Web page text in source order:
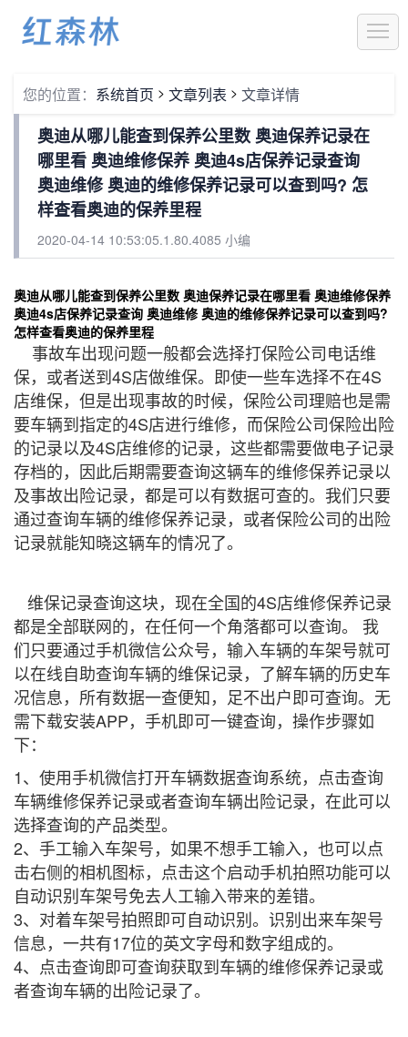
您的位置： 系统首页 > 文章列表 > 文章详情
奥迪从哪儿能查到保养公里数 奥迪保养记录在
哪里看 奥迪维修保养 奥迪4s店保养记录查询
奥迪维修 奥迪的维修保养记录可以查到吗? 怎
样查看奥迪的保养里程
2020-04-14 10:53:05.1.80.4085 小编
奥迪从哪儿能查到保养公里数 奥迪保养记录在哪里看 奥迪维修保养
奥迪4s店保养记录查询 奥迪维修 奥迪的维修保养记录可以查到吗?
怎样查看奥迪的保养里程
事故车出现问题一般都会选择打保险公司电话维
保，或者送到4S店做维保。即使一些车选择不在4S
店维保，但是出现事故的时候，保险公司理赔也是需
要车辆到指定的4S店进行维修，而保险公司保险出险
的记录以及4S店维修的记录，这些都需要做电子记录
存档的，因此后期需要查询这辆车的维修保养记录以
及事故出险记录，都是可以有数据可查的。我们只要
通过查询车辆的维修保养记录，或者保险公司的出险
记录就能知晓这辆车的情况了。
维保记录查询这块，现在全国的4S店维修保养记录
都是全部联网的，在任何一个角落都可以查询。 我
们只要通过手机微信公众号，输入车辆的车架号就可
以在线自助查询车辆的维保记录，了解车辆的历史车
况信息，所有数据一查便知，足不出户即可查询。无
需下载安装APP，手机即可一键查询，操作步骤如
下：
1、使用手机微信打开车辆数据查询系统，点击查询
车辆维修保养记录或者查询车辆出险记录，在此可以
选择查询的产品类型。
2、手工输入车架号，如果不想手工输入，也可以点
击右侧的相机图标，点击这个启动手机拍照功能可以
自动识别车架号免去人工输入带来的差错。
3、对着车架号拍照即可自动识别。识别出来车架号
信息，一共有17位的英文字母和数字组成的。
4、点击查询即可查询获取到车辆的维修保养记录或
者查询车辆的出险记录了。